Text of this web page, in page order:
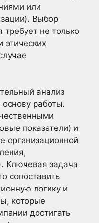
или
Выбор
требует не только
этических
анализ
работы.
показатели) и
организационной
Ключевая задача
сопоставить
логику и
которые
достигать